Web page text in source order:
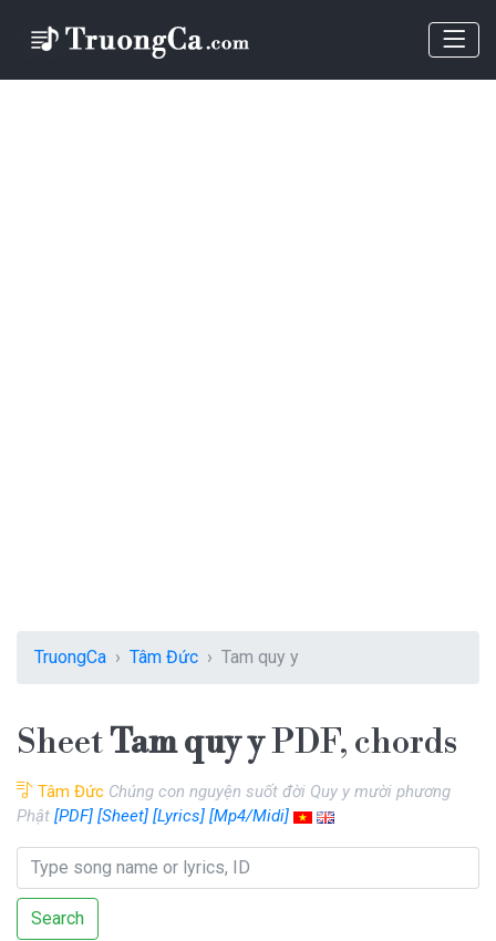
TruongCa Tâm Đức Tam quy y
SheetTam quy yPDF, chords
Tâm Đức Chúng con nguyện suốt đời Quy y mười phương
Phật [PDF] [Sheet] [Lyrics] [Mp4/Midi]
Search